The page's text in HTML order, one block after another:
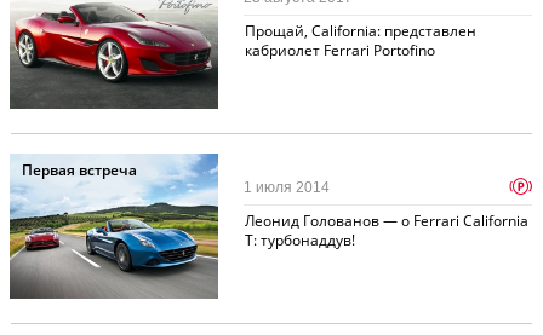
Прощай, California: представлен
кабриолет Ferrari Portofino
Первая встреча
Леонид Голованов — о Ferrari California
T: турбонаддув!
1 июля 2014 p